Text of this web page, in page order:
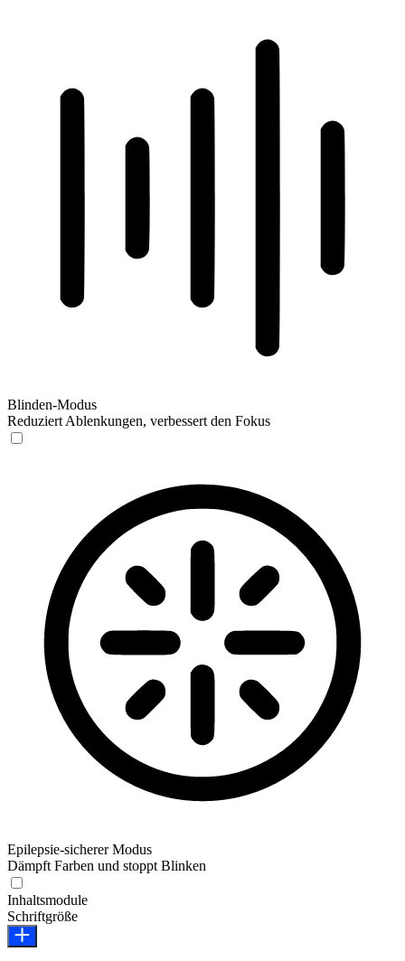
Blinden-Modus
Reduziert Ablenkungen, verbessert den Fokus
Epilepsie-sicherer Modus
Dämpft Farben und stoppt Blinken
Inhaltsmodule
Schriftgröße